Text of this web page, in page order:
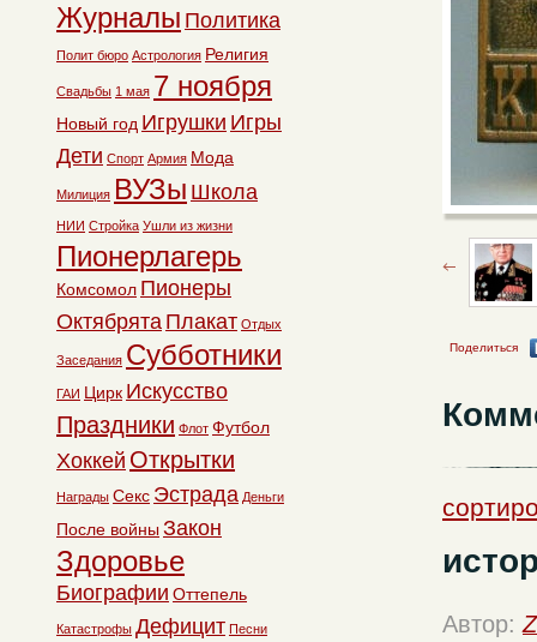
Поделиться
Автор:
Журналы Политика
Полит бюро Астрология Религия
Свадьбы 1 мая 7 ноября
Новый год Игрушки Игры
Дети Спорт Армия Мода
Милиция ВУЗы Школа
НИИ Стройка Ушли из жизни
Пионерлагерь
Комсомол Пионеры
Октябрята Плакат Отдых
Заседания Субботники
ГАИ Цирк Искусство
Праздники Флот Футбол
Хоккей Открытки
Награды Секс Эстрада Деньги
После войны Закон
Здоровье
Биографии Оттепель
Катастрофы Дефицит Песни